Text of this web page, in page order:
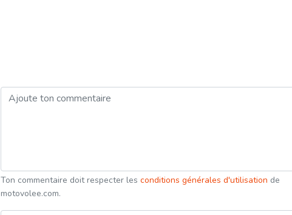
Ton commentaire doit respecter les conditions générales d'utilisation de
motovolee.com.